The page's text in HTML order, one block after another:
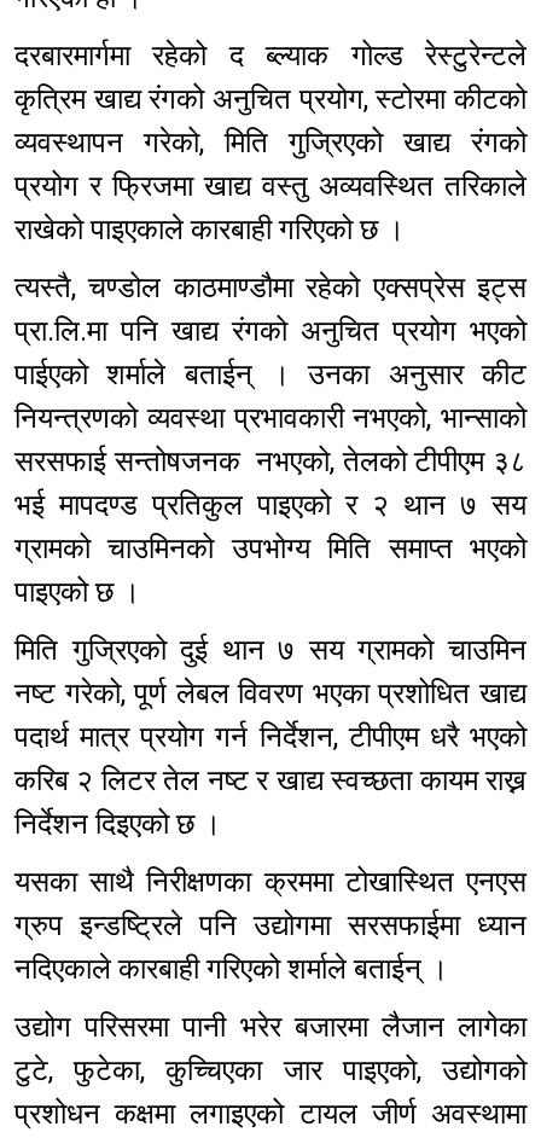
दरबारमार्गमा रहेको द ब्ल्याक गोल्ड रेस्टुरेन्टले
कृत्रिम खाद्य रंगको अनुचित प्रयोग, स्टोरमा कीटको
व्यवस्थापन गरेको, मिति गुज्रिएको खाद्य रंगको
प्रयोग र फ्रिजमा खाद्य वस्तु अव्यवस्थित तरिकाले
राखेको पाइएकाले कारबाही गरिएको छ ।
त्यस्तै, चण्डोल काठमाण्डौमा रहेको एक्सप्रेस इट्स
प्रा.लि.मा पनि खाद्य रंगको अनुचित प्रयोग भएको
पाईएको शर्माले बताईन् । उनका अनुसार कीट
नियन्त्रणको व्यवस्था प्रभावकारी नभएको, भान्साको
सरसफाई सन्तोषजनक नभएको, तेलको टीपीएम ३८
भई मापदण्ड प्रतिकुल पाइएको र २ थान ७ सय
ग्रामको चाउमिनको उपभोग्य मिति समाप्त भएको
पाइएको छ ।
मिति गुज्रिएको दुई थान ७ सय ग्रामको चाउमिन
नष्ट गरेको, पूर्ण लेबल विवरण भएका प्रशोधित खाद्य
पदार्थ मात्र प्रयोग गर्न निर्देशन, टीपीएम धरै भएको
करिब २ लिटर तेल नष्ट र खाद्य स्वच्छता कायम राख्न
निर्देशन दिइएको छ ।
यसका साथै निरीक्षणका क्रममा टोखास्थित एनएस
ग्रुप इन्डष्ट्रिले पनि उद्योगमा सरसफाईमा ध्यान
नदिएकाले कारबाही गरिएको शर्माले बताईन् ।
उद्योग परिसरमा पानी भरेर बजारमा लैजान लागेका
टुटे, फुटेका, कुच्चिएका जार पाइएको, उद्योगको
प्रशोधन कक्षमा लगाइएको टायल जीर्ण अवस्थामा